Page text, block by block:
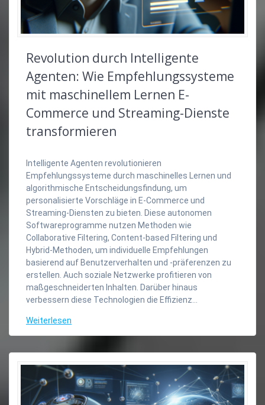
Revolution durch Intelligente
Agenten: Wie Empfehlungssysteme
mit maschinellem Lernen E-
Commerce und Streaming-Dienste
transformieren
Intelligente Agenten revolutionieren
Empfehlungssysteme durch maschinelles Lernen und
algorithmische Entscheidungsfindung, um
personalisierte Vorschläge in E-Commerce und
Streaming-Diensten zu bieten. Diese autonomen
Softwareprogramme nutzen Methoden wie
Collaborative Filtering, Content-based Filtering und
Hybrid-Methoden, um individuelle Empfehlungen
basierend auf Benutzerverhalten und -präferenzen zu
erstellen. Auch soziale Netzwerke profitieren von
maßgeschneiderten Inhalten. Darüber hinaus
verbessern diese Technologien die Effizienz…
Weiterlesen